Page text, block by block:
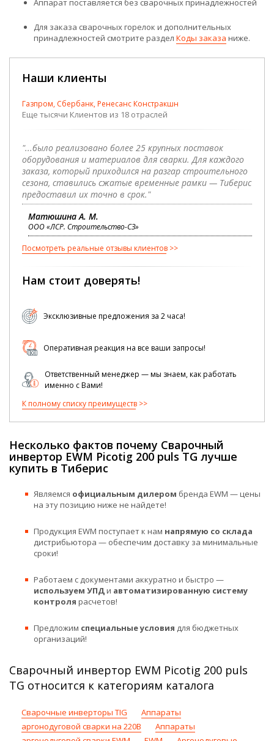
Для заказа сварочных горелок и дополнительных
принадлежностей смотрите раздел Коды заказа ниже.
Наши клиенты
Газпром, Сбербанк, Ренесанс Констракшн
Еще тысячи Клиентов из 18 отраслей
"...было реализовано более 25 крупных поставок
оборудования и материалов для сварки. Для каждого
заказа, который приходился на разгар строительного
сезона, ставились сжатые временные рамки — Тиберис
предоставил их точно в срок."
Матюшина А. М.
ООО «ЛСР. Строительство-СЗ»
Посмотреть реальные отзывы клиентов
Нам стоит доверять!
Эксклюзивные предложения за 2 часа!
Оперативная реакция на все ваши запросы!
Ответственный менеджер — мы знаем, как работать
именно с Вами!
К полному списку преимуществ
Несколько фактов почему Сварочный
инвертор EWM Picotig 200 puls TG лучше
купить в Тиберис
Являемся официальным дилером бренда EWM — цены
на эту позицию ниже не найдете!
Продукция EWM поступает к нам напрямую со склада
дистрибьютора — обеспечим доставку за минимальные
сроки!
Работаем с документами аккуратно и быстро —
используем УПДи автоматизированную систему
контроля расчетов!
Предложим специальные условия для бюджетных
организаций!
Сварочный инвертор EWM Picotig 200 puls
TG относится к категориям каталога
Сварочные инверторы TIG
Аппараты
аргонодуговой сварки на 220В
Аппараты